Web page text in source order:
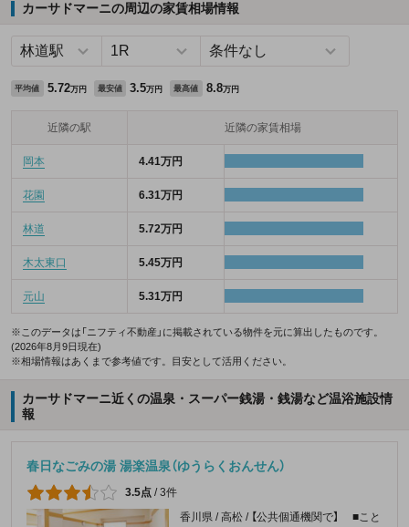
カーサドマーニの周辺の家賃相場情報
平均値 5.72万円 最安値 3.5万円 最高値 8.8万円
近隣の駅 近隣の家賃相場
岡本 4.41万円
花園 6.31万円
林道 5.72万円
木太東口 5.45万円
元山 5.31万円
※このデータは「ニフティ不動産」に掲載されている物件を元に算出したものです。
(2026年8月9日現在)
※相場情報はあくまで参考値です。目安として活用ください。
カーサドマーニ近くの温泉・スーパー銭湯・銭湯など温浴施設情
報
春日なごみの湯 湯楽温泉（ゆうらくおんせん）
3.5点 /3件
香川県 / 高松 / 【公共個通機関で】 ■こと